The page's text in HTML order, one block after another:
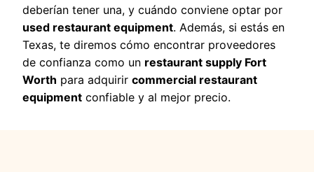
deberían tener una, y cuándo conviene optar por
used restaurant equipment. Además, si estás en
Texas, te diremos cómo encontrar proveedores
de confianza como un restaurant supply Fort
Worth para adquirir commercial restaurant
equipment confiable y al mejor precio.